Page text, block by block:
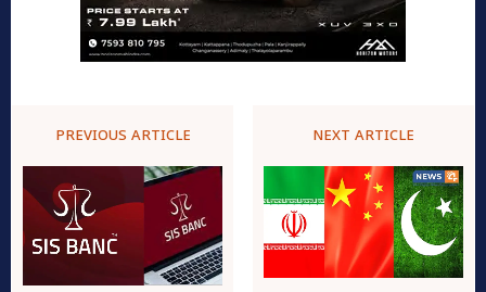
PREVIOUS ARTICLE NEXT ARTICLE